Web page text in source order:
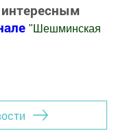
" Шешминская